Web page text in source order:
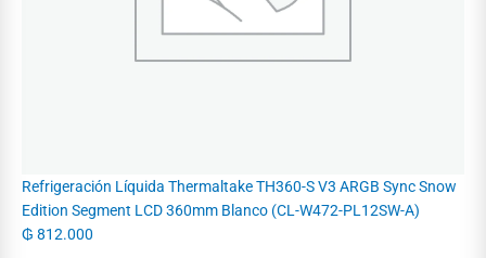
Refrigeración Líquida Thermaltake TH360-S V3 ARGB Sync Snow
Edition Segment LCD 360mm Blanco (CL-W472-PL12SW-A)
₲ 812.000